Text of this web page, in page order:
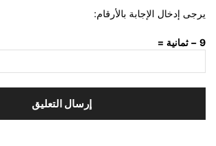
يرجى إدخال الإجابة بالأرقام:
9 − ثمانية =